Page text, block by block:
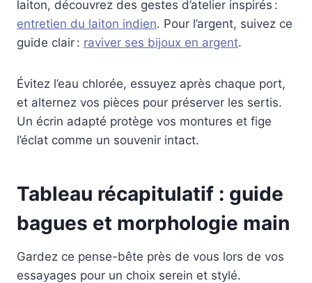
laiton, découvrez des gestes d’atelier inspirés :
entretien du laiton indien. Pour l’argent, suivez ce
guide clair : raviver ses bijoux en argent.
Évitez l’eau chlorée, essuyez après chaque port,
et alternez vos pièces pour préserver les sertis.
Un écrin adapté protège vos montures et fige
l’éclat comme un souvenir intact.
Tableau récapitulatif : guide
bagues et morphologie main
Gardez ce pense-bête près de vous lors de vos
essayages pour un choix serein et stylé.